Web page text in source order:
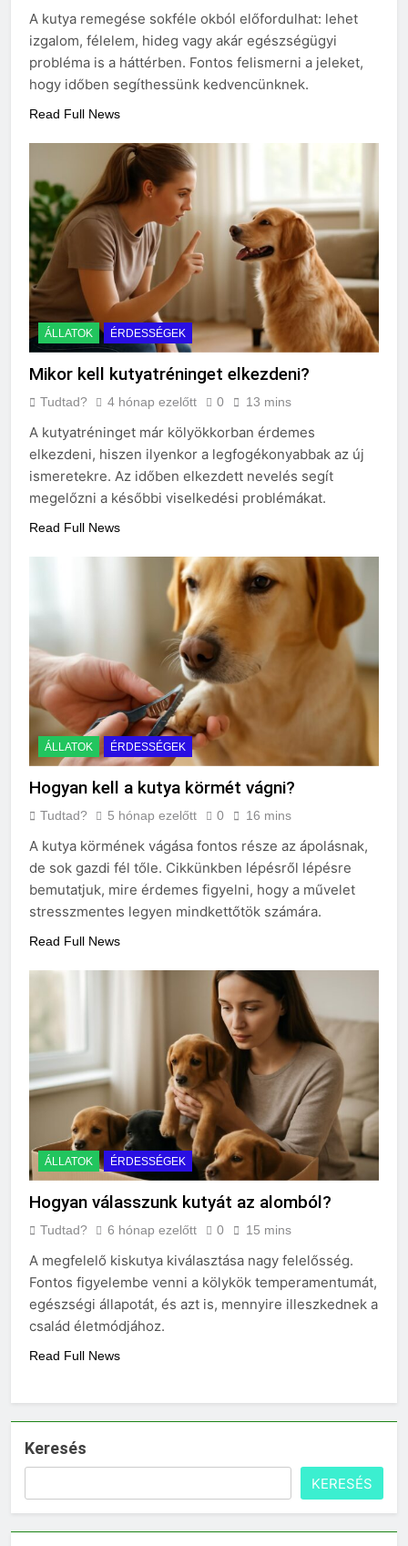
eredetiségvizsgálathoz?
A kutya remegése sokféle okból előfordulhat: lehet
izgalom, félelem, hideg vagy akár egészségügyi
probléma is a háttérben. Fontos felismerni a jeleket,
hogy időben segíthessünk kedvencünknek.
Read Full News
ÁLLATOK ÉRDESSÉGEK
Mikor kell kutyatréninget elkezdeni?
Tudtad? 4 hónap ezelőtt 0 13 mins
A kutyatréninget már kölyökkorban érdemes
elkezdeni, hiszen ilyenkor a legfogékonyabbak az új
ismeretekre. Az időben elkezdett nevelés segít
megelőzni a későbbi viselkedési problémákat.
Read Full News
ÁLLATOK ÉRDESSÉGEK
Hogyan kell a kutya körmét vágni?
Tudtad? 5 hónap ezelőtt 0 16 mins
A kutya körmének vágása fontos része az ápolásnak,
de sok gazdi fél tőle. Cikkünkben lépésről lépésre
bemutatjuk, mire érdemes figyelni, hogy a művelet
stresszmentes legyen mindkettőtök számára.
Read Full News
ÁLLATOK ÉRDESSÉGEK
Hogyan válasszunk kutyát az alomból?
Tudtad? 6 hónap ezelőtt 0 15 mins
A megfelelő kiskutya kiválasztása nagy felelősség.
Fontos figyelembe venni a kölykök temperamentumát,
egészségi állapotát, és azt is, mennyire illeszkednek a
család életmódjához.
Read Full News
Keresés
KERESÉS